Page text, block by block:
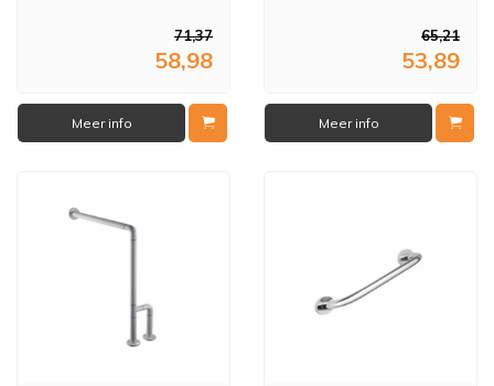
71,37
58,98
Meer info
65,21
53,89
Meer info